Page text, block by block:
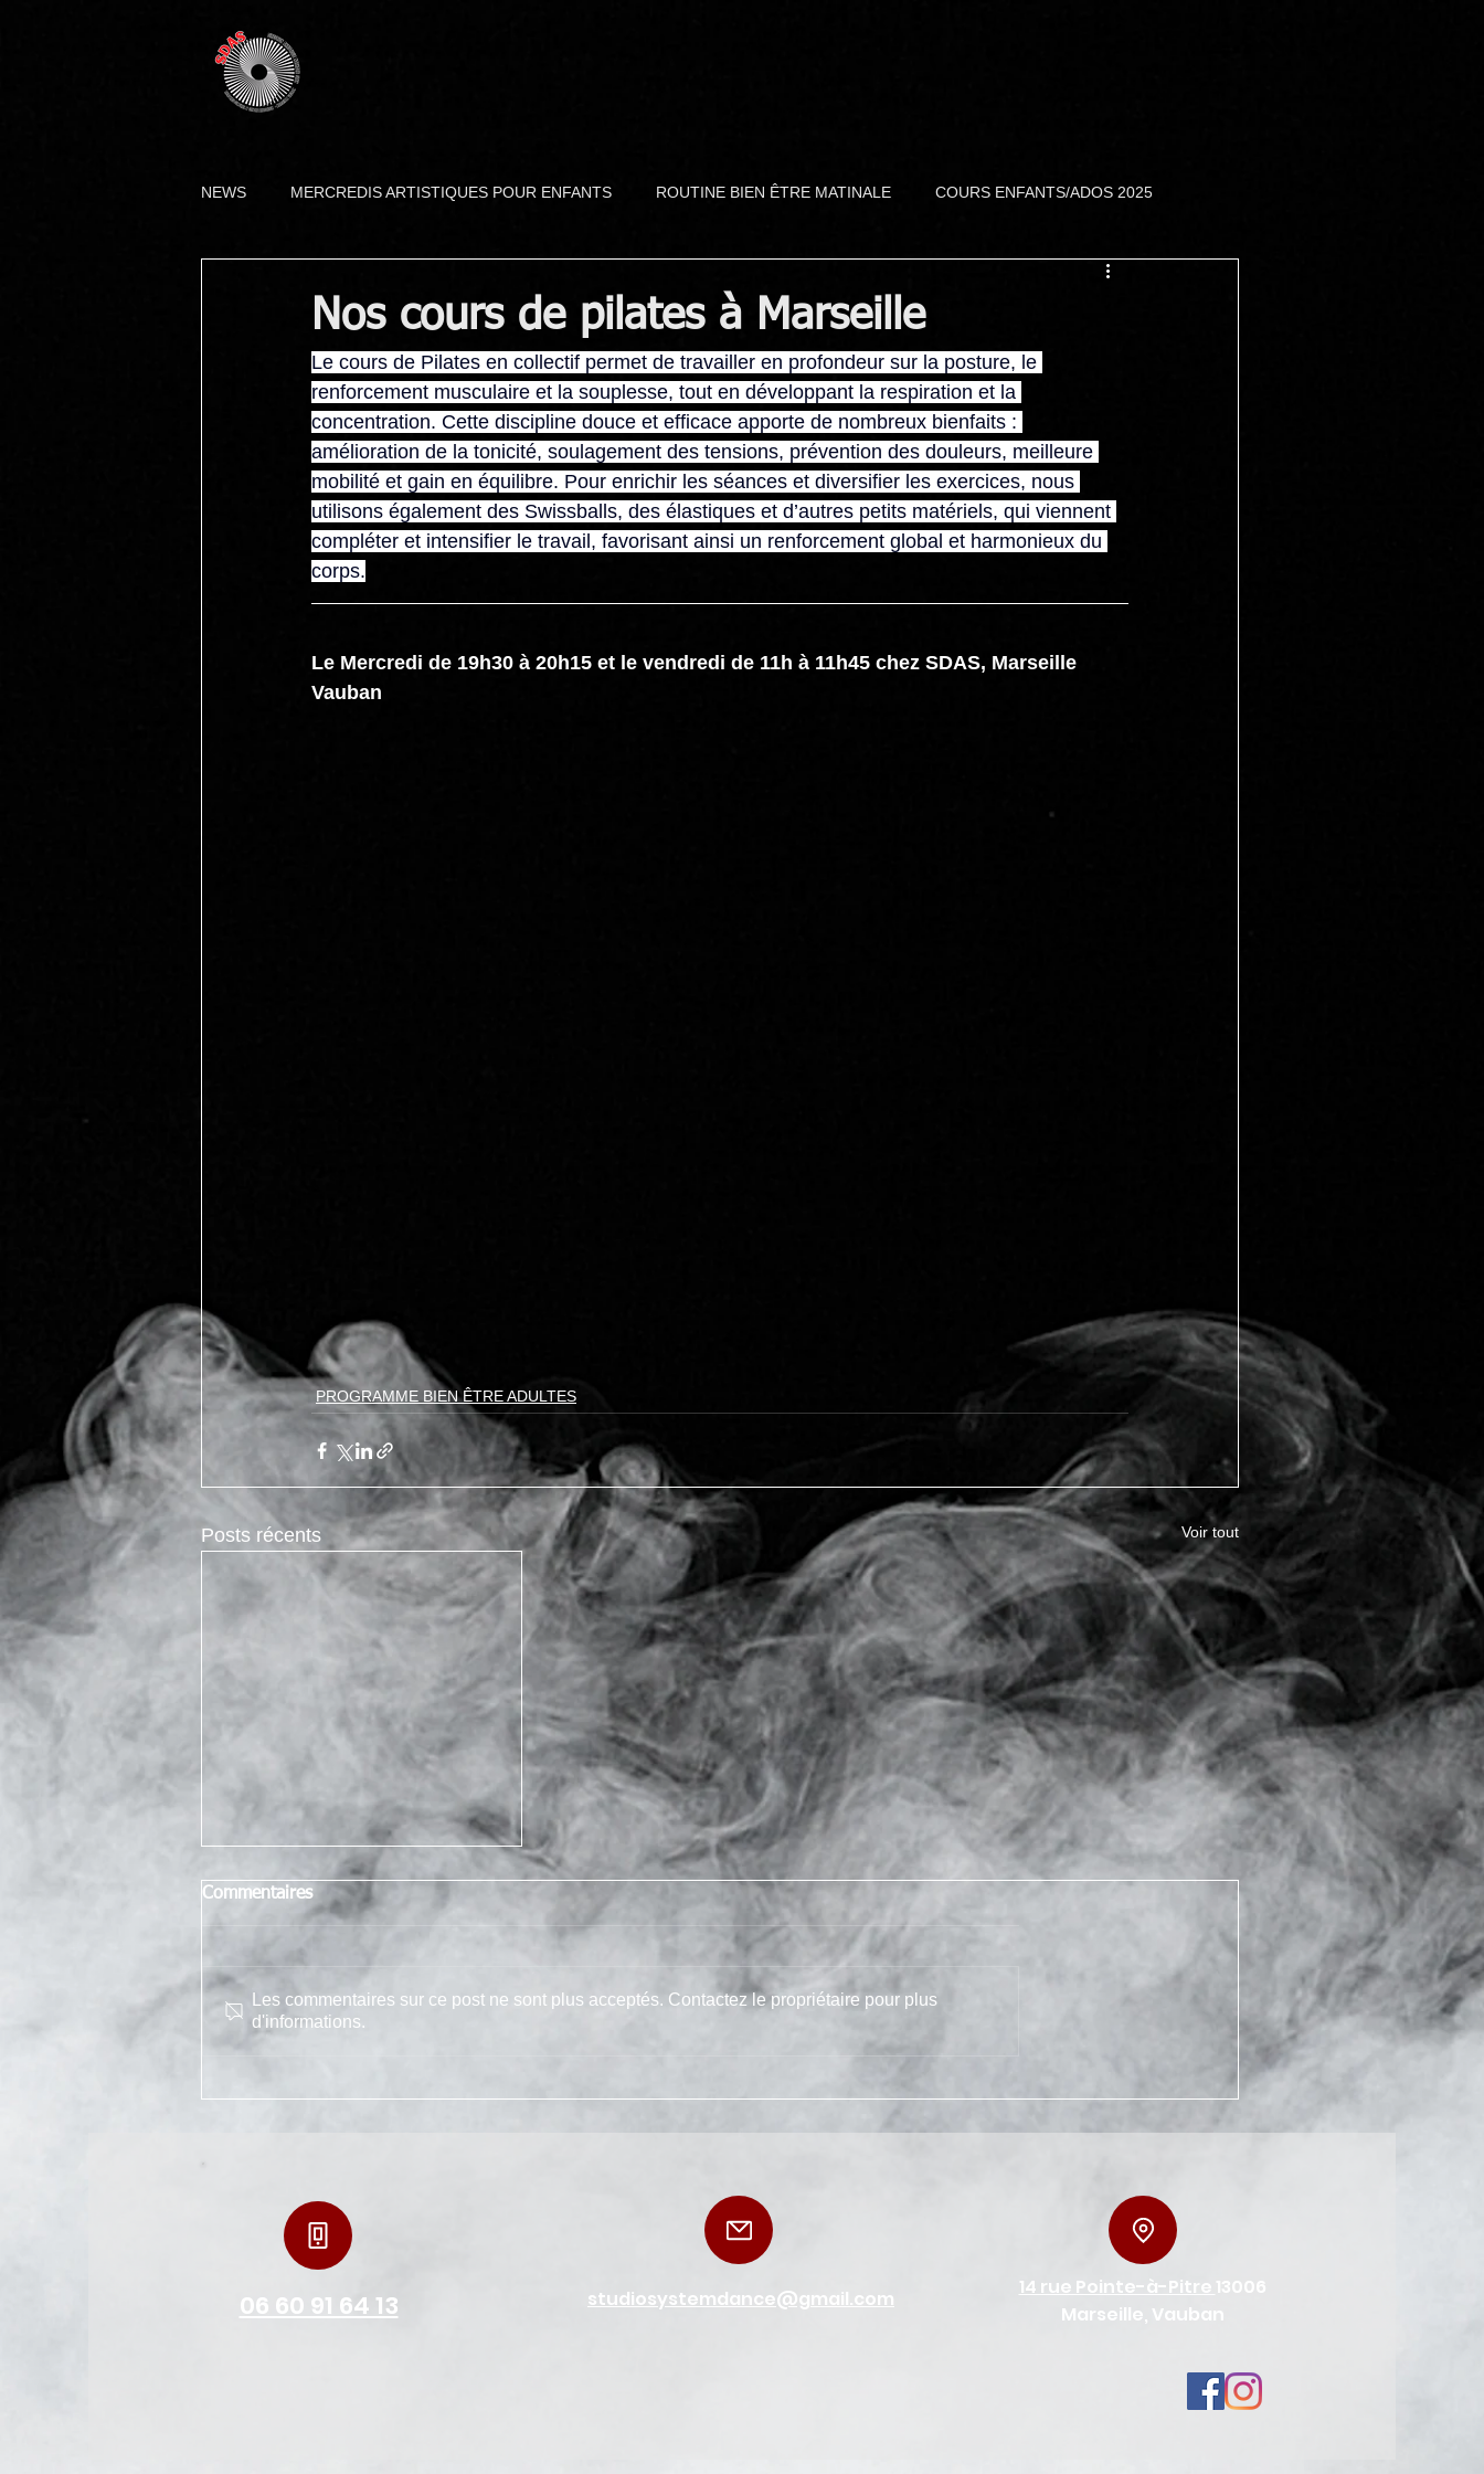
NEWS MERCREDIS ARTISTIQUES POUR ENFANTS ROUTINE BIEN ÊTRE MATINALE COURS ENFANTS/ADOS 2025
COURS ADULTES
MARIAGES
Nos cours de pilates à Marseille
Le cours de Pilates en collectif permet de travailler en profondeur sur la posture, le
renforcement musculaire et la souplesse, tout en développant la respiration et la
concentration. Cette discipline douce et efficace apporte de nombreux bienfaits :
amélioration de la tonicité, soulagement des tensions, prévention des douleurs, meilleure
mobilité et gain en équilibre. Pour enrichir les séances et diversifier les exercices, nous
utilisons également des Swissballs, des élastiques et d’autres petits matériels, qui viennent
compléter et intensifier le travail, favorisant ainsi un renforcement global et harmonieux du
corps.
Le Mercredi de 19h30 à 20h15 et le vendredi de 11h à 11h45 chez SDAS, Marseille
Vauban
PROGRAMME BIEN ÊTRE ADULTES
Posts récents Voir tout
Commentaires
Les commentaires sur ce post ne sont plus acceptés. Contactez le propriétaire pour plus
d'informations.
06 60 91 64 13 studiosystemdance@gmail.com 14 rue Pointe-à-Pitre 13006
Marseille, Vauban